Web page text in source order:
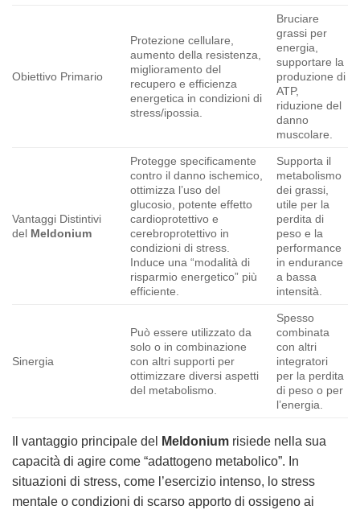
Obiettivo Primario
Protezione cellulare,
aumento della resistenza,
miglioramento del
recupero e efficienza
energetica in condizioni di
stress/ipossia.
Bruciare
grassi per
energia,
supportare la
produzione di
ATP,
riduzione del
danno
muscolare.
Vantaggi Distintivi
del Meldonium
Protegge specificamente
contro il danno ischemico,
ottimizza l’uso del
glucosio, potente effetto
cardioprotettivo e
cerebroprotettivo in
condizioni di stress.
Induce una “modalità di
risparmio energetico” più
efficiente.
Supporta il
metabolismo
dei grassi,
utile per la
perdita di
peso e la
performance
in endurance
a bassa
intensità.
Sinergia
Può essere utilizzato da
solo o in combinazione
con altri supporti per
ottimizzare diversi aspetti
del metabolismo.
Spesso
combinata
con altri
integratori
per la perdita
di peso o per
l’energia.
Il vantaggio principale del Meldonium risiede nella sua
capacità di agire come “adattogeno metabolico”. In
situazioni di stress, come l’esercizio intenso, lo stress
mentale o condizioni di scarso apporto di ossigeno ai